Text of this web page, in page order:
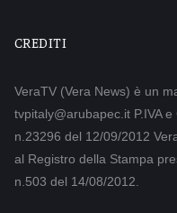
CREDITI
VeraTV (Vera News) è un
tvpitaly@arubapec.it P.IVA
n.23296 del 12/09/2012
al Registro della Stampa
n.503 del 14/08/2012.